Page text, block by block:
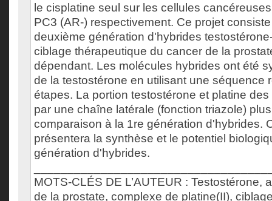
le cisplatine seul sur les cellules
PC3 (AR-) respectivement. Ce projet
deuxième génération d'hybrides
ciblage thérapeutique du cancer de la
dépendant. Les molécules hybrides ont été
de la testostérone en utilisant une séquence
étapes. La portion testostérone et platine
par une chaîne latérale (fonction triazole)
comparaison à la 1re génération d'hybrides.
présentera la synthèse et le potentiel
génération d'hybrides.
MOTS-CLÉS DE L’AUTEUR : Testostérone,
de la prostate, complexe de platine(II),